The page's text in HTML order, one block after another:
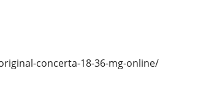
concerta-18-36-mg-online/